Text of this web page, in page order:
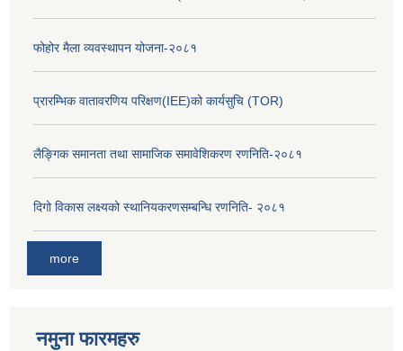
फोहोर मैला व्यवस्थापन योजना-२०८१
प्रारम्भिक वातावरणिय परिक्षण(IEE)को कार्यसुचि (TOR)
लैङ्‍गिक समानता तथा सामाजिक समावेशिकरण रणनिति-२०८१
दिगो विकास लक्ष्यको स्थानियकरणसम्बन्धि रणनिति- २०८१
more
नमुना फारमहरु